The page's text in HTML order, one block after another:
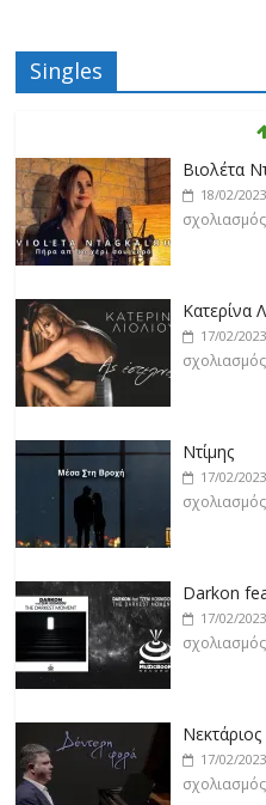
Singles
Βιολέτα
18/02/2023
σχολιασμός
Κατερίνα
17/02/2023
σχολιασμός
Ντίμης
17/02/2023
σχολιασμός
Darkon
17/02/2023
σχολιασμός
17/02/2023
σχολιασμός